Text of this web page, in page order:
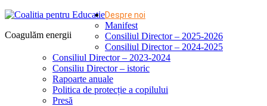
Coagulăm energii
Despre noi
Manifest
Consiliul Director – 2025-2026
Consiliul Director – 2024-2025
Consiliul Director – 2023-2024
Consiliu Director – istoric
Rapoarte anuale
Politica de protecție a copilului
Presă